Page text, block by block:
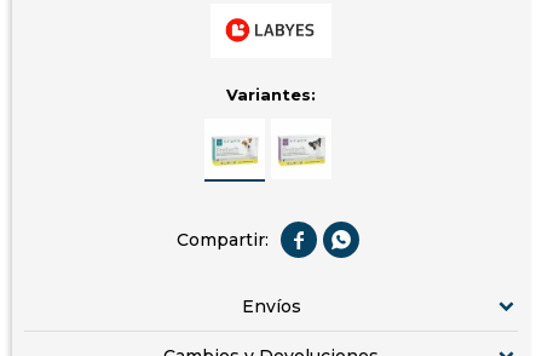
Variantes:
 
Envíos